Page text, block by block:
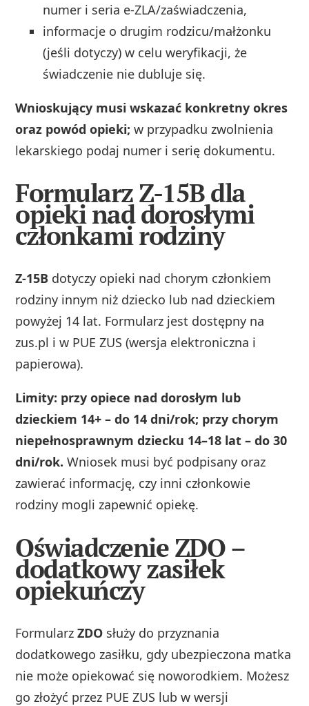
numer i seria e-ZLA/zaświadczenia,
informacje o drugim rodzicu/małżonku
(jeśli dotyczy) w celu weryfikacji, że
świadczenie nie dubluje się.
Wnioskujący musi wskazać konkretny okres
oraz powód opieki; w przypadku zwolnienia
lekarskiego podaj numer i serię dokumentu.
Formularz Z-15B dla
opieki nad dorosłymi
członkami rodziny
Z-15B dotyczy opieki nad chorym członkiem
rodziny innym niż dziecko lub nad dzieckiem
powyżej 14 lat. Formularz jest dostępny na
zus.pl i w PUE ZUS (wersja elektroniczna i
papierowa).
Limity: przy opiece nad dorosłym lub
dzieckiem 14+ – do 14 dni/rok; przy chorym
niepełnosprawnym dziecku 14–18 lat – do 30
dni/rok. Wniosek musi być podpisany oraz
zawierać informację, czy inni członkowie
rodziny mogli zapewnić opiekę.
Oświadczenie ZDO –
dodatkowy zasiłek
opiekuńczy
FormularzZDO służy do przyznania
dodatkowego zasiłku, gdy ubezpieczona matka
nie może opiekować się noworodkiem. Możesz
go złożyć przez PUE ZUS lub w wersji